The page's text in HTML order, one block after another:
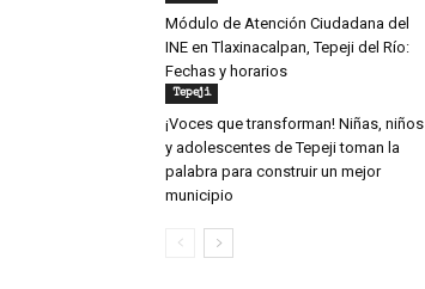
Módulo de Atención Ciudadana del
INE en Tlaxinacalpan, Tepeji del Río:
Fechas y horarios
Tepeji
¡Voces que transforman! Niñas, niños
y adolescentes de Tepeji toman la
palabra para construir un mejor
municipio